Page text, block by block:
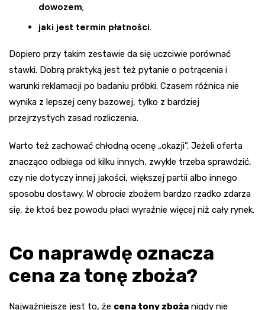
dowozem,
jaki jest termin płatności.
Dopiero przy takim zestawie da się uczciwie porównać
stawki. Dobrą praktyką jest też pytanie o potrącenia i
warunki reklamacji po badaniu próbki. Czasem różnica nie
wynika z lepszej ceny bazowej, tylko z bardziej
przejrzystych zasad rozliczenia.
Warto też zachować chłodną ocenę „okazji”. Jeżeli oferta
znacząco odbiega od kilku innych, zwykle trzeba sprawdzić,
czy nie dotyczy innej jakości, większej partii albo innego
sposobu dostawy. W obrocie zbożem bardzo rzadko zdarza
się, że ktoś bez powodu płaci wyraźnie więcej niż cały rynek.
Co naprawdę oznacza
cena za tonę zboża?
Najważniejsze jest to, że cena tony zboża nigdy nie